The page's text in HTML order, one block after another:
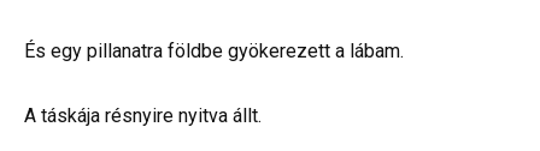
És egy pillanatra földbe gyökerezett a lábam.
A táskája résnyire nyitva állt.